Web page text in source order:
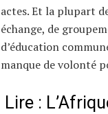
actes. Et la plupart
échange, de
d’éducation
manque de volonté
Lire :